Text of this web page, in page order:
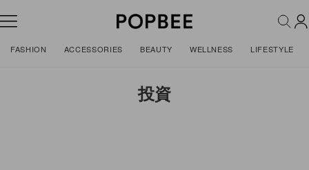
FASHION ACCESSORIES BEAUTY WELLNESS LIFESTYLE
投資